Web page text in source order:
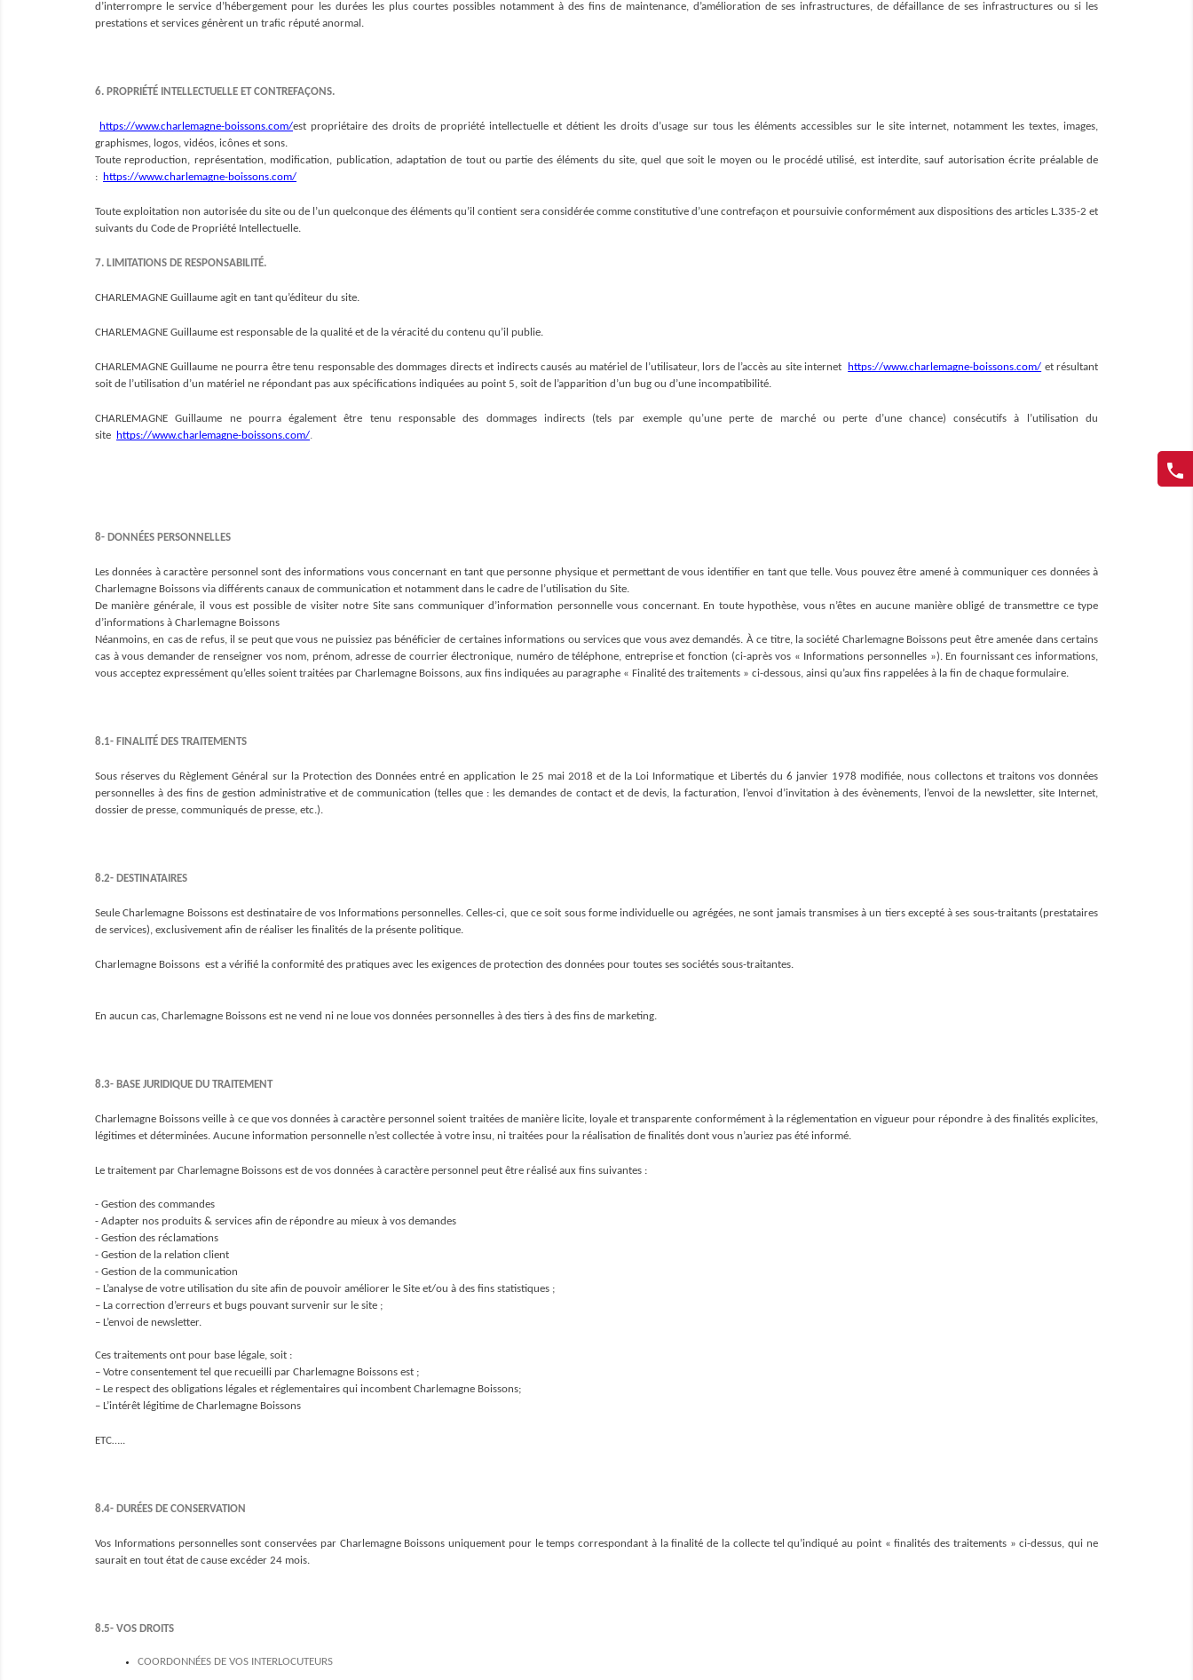
d’interrompre le service d’hébergement pour les durées les plus courtes possibles notamment à des fins de maintenance, d’amélioration de ses infrastructures, de défaillance de ses infrastructures ou si les
prestations et services génèrent un trafic réputé anormal.
6. PROPRIÉTÉ INTELLECTUELLE ET CONTREFAÇONS.
https://www.charlemagne-boissons.com/est propriétaire des droits de propriété intellectuelle et détient les droits d’usage sur tous les éléments accessibles sur le site internet, notamment les textes, images,
graphismes, logos, vidéos, icônes et sons.
Toute reproduction, représentation, modification, publication, adaptation de tout ou partie des éléments du site, quel que soit le moyen ou le procédé utilisé, est interdite, sauf autorisation écrite préalable de
:
https://www.charlemagne-boissons.com/
Toute exploitation non autorisée du site ou de l’un quelconque des éléments qu’il contient sera considérée comme constitutive d’une contrefaçon et poursuivie conformément aux dispositions des articles L.335-2 et
suivants du Code de Propriété Intellectuelle.
7. LIMITATIONS DE RESPONSABILITÉ.
CHARLEMAGNE Guillaume agit en tant qu’éditeur du site.
CHARLEMAGNE Guillaume est responsable de la qualité et de la véracité du contenu qu’il publie.
CHARLEMAGNE Guillaume ne pourra être tenu responsable des dommages directs et indirects causés au matériel de l’utilisateur, lors de l’accès au site internet https://www.charlemagne-boissons.com/ et résultant
soit de l’utilisation d’un matériel ne répondant pas aux spécifications indiquées au point 5, soit de l’apparition d’un bug ou d’une incompatibilité.
CHARLEMAGNE Guillaume ne pourra également être tenu responsable des dommages indirects (tels par exemple qu’une perte de marché ou perte d’une chance) consécutifs à l’utilisation du
site
https://www.charlemagne-boissons.com/.
8- DONNÉES PERSONNELLES
Les données à caractère personnel sont des informations vous concernant en tant que personne physique et permettant de vous identifier en tant que telle. Vous pouvez être amené à communiquer ces données à
Charlemagne Boissons via différents canaux de communication et notamment dans le cadre de l’utilisation du Site.
De manière générale, il vous est possible de visiter notre Site sans communiquer d’information personnelle vous concernant. En toute hypothèse, vous n’êtes en aucune manière obligé de transmettre ce type
d’informations à Charlemagne Boissons
Néanmoins, en cas de refus, il se peut que vous ne puissiez pas bénéficier de certaines informations ou services que vous avez demandés. À ce titre, la société Charlemagne Boissons peut être amenée dans certains
cas à vous demander de renseigner vos nom, prénom, adresse de courrier électronique, numéro de téléphone, entreprise et fonction (ci-après vos « Informations personnelles »). En fournissant ces informations,
vous acceptez expressément qu’elles soient traitées par Charlemagne Boissons, aux fins indiquées au paragraphe « Finalité des traitements » ci-dessous, ainsi qu’aux fins rappelées à la fin de chaque formulaire.
8.1- FINALITÉ DES TRAITEMENTS
Sous réserves du Règlement Général sur la Protection des Données entré en application le 25 mai 2018 et de la Loi Informatique et Libertés du 6 janvier 1978 modifiée, nous collectons et traitons vos données
personnelles à des fins de gestion administrative et de communication (telles que : les demandes de contact et de devis, la facturation, l’envoi d’invitation à des évènements, l’envoi de la newsletter, site Internet,
dossier de presse, communiqués de presse, etc.).
8.2- DESTINATAIRES
Seule Charlemagne Boissons est destinataire de vos Informations personnelles. Celles-ci, que ce soit sous forme individuelle ou agrégées, ne sont jamais transmises à un tiers excepté à ses sous-traitants (prestataires
de services), exclusivement afin de réaliser les finalités de la présente politique.
Charlemagne Boissons  est a vérifié la conformité des pratiques avec les exigences de protection des données pour toutes ses sociétés sous-traitantes.
En aucun cas, Charlemagne Boissons est ne vend ni ne loue vos données personnelles à des tiers à des fins de marketing.
8.3- BASE JURIDIQUE DU TRAITEMENT
Charlemagne Boissons veille à ce que vos données à caractère personnel soient traitées de manière licite, loyale et transparente conformément à la réglementation en vigueur pour répondre à des finalités explicites,
légitimes et déterminées. Aucune information personnelle n’est collectée à votre insu, ni traitées pour la réalisation de finalités dont vous n’auriez pas été informé.
Le traitement par Charlemagne Boissons est de vos données à caractère personnel peut être réalisé aux fins suivantes :
- Gestion des commandes
- Adapter nos produits & services afin de répondre au mieux à vos demandes
- Gestion des réclamations
- Gestion de la relation client
- Gestion de la communication
– L’analyse de votre utilisation du site afin de pouvoir améliorer le Site et/ou à des fins statistiques ;
– La correction d’erreurs et bugs pouvant survenir sur le site ;
– L’envoi de newsletter.
Ces traitements ont pour base légale, soit :
– Votre consentement tel que recueilli par Charlemagne Boissons est ;
– Le respect des obligations légales et réglementaires qui incombent Charlemagne Boissons;
– L’intérêt légitime de Charlemagne Boissons
ETC…..
8.4- DURÉES DE CONSERVATION
Vos Informations personnelles sont conservées par Charlemagne Boissons uniquement pour le temps correspondant à la finalité de la collecte tel qu’indiqué au point « finalités des traitements » ci-dessus, qui ne
saurait en tout état de cause excéder 24 mois.
8.5- VOS DROITS
COORDONNÉES DE VOS INTERLOCUTEURS
phone